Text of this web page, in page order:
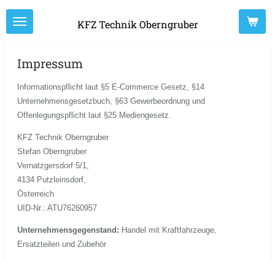
Zum
Hauptinhalt
KFZ Technik Oberngruber
Impressum
Informationspflicht laut §5 E-Commerce Gesetz, §14
Unternehmensgesetzbuch, §63 Gewerbeordnung und
Offenlegungspflicht laut §25 Mediengesetz.
KFZ Technik Oberngruber
Stefan Oberngruber
Vernatzgersdorf 5/1,
4134 Putzleinsdorf,
Österreich
UID-Nr.: ATU76260957
Unternehmensgegenstand: Handel mit Kraftfahrzeuge,
Ersatzteilen und Zubehör